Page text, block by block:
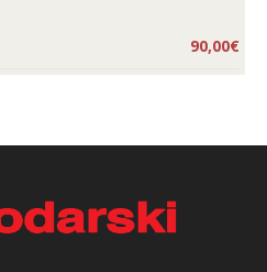
90,00€